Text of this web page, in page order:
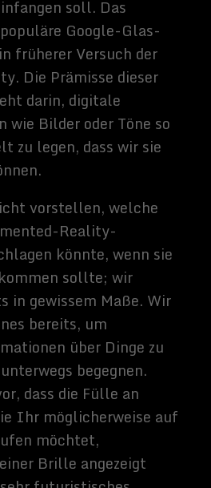
ist ein
(denkt an The
schwieriger
als
Leben. Aber wie
wir bisher
Virtual-
B. das Oculus
Es ist
nächsten
alltäglich
der Fall
Fi-
hier an The
von der
unterscheiden.
völlig
und eine
Dieses Maß an
nicht in
aber das
könnte die
die
nähern,